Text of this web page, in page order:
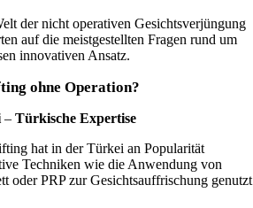
der nicht operativen Gesichtsverjüngung
auf die meistgestellten Fragen rund um
innovativen Ansatz.
ohne Operation?
– Türkische Expertise
hat in der Türkei an Popularität
Techniken wie die Anwendung von
oder PRP zur Gesichtsauffrischung genutzt